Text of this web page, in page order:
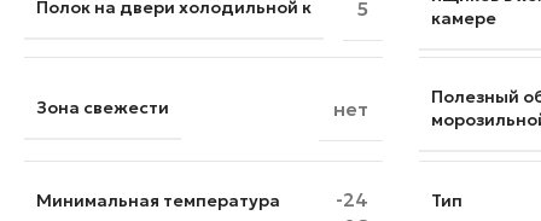
Полок на двери холодильной к 5
камере
Зона свежести нет
Полезный
Минимальная температура
-24
Тип